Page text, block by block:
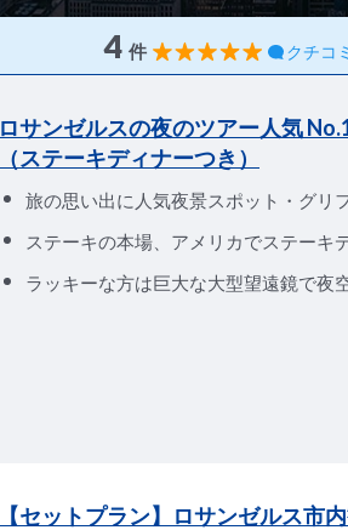
4 件 クチコ
ロサンゼルスの夜のツアー人気
（ステーキディナーつき）
旅の思い出に人気夜景スポット・グリ
ステーキの本場、アメリカでステーキ
ラッキーな方は巨大な大型望遠鏡で夜
【セットプラン】ロサンゼルス市